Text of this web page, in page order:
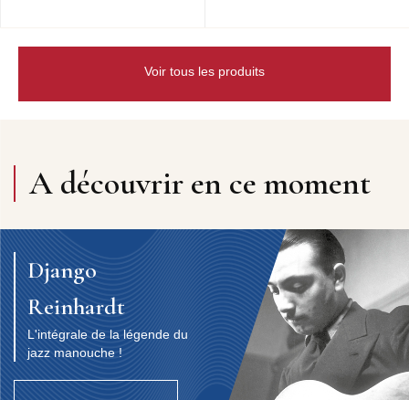
Voir tous les produits
A découvrir en ce moment
Django
Reinhardt
L'intégrale de la légende du
jazz manouche !